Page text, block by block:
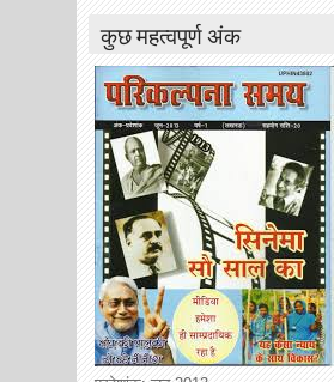
कुछ महत्वपूर्ण अंक